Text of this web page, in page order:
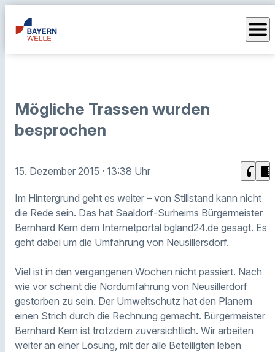
menu
Mögliche Trassen wurden
besprochen
15. Dezember 2015 · 13:38 Uhr headphones chrome_reader_mode
Im Hintergrund geht es weiter – von Stillstand kann nicht
die Rede sein. Das hat Saaldorf-Surheims Bürgermeister
Bernhard Kern dem Internetportal bgland24.de gesagt. Es
geht dabei um die Umfahrung von Neusillersdorf.
Viel ist in den vergangenen Wochen nicht passiert. Nach
wie vor scheint die Nordumfahrung von Neusillerdorf
gestorben zu sein. Der Umweltschutz hat den Planern
einen Strich durch die Rechnung gemacht. Bürgermeister
Bernhard Kern ist trotzdem zuversichtlich. Wir arbeiten
weiter an einer Lösung, mit der alle Beteiligten leben